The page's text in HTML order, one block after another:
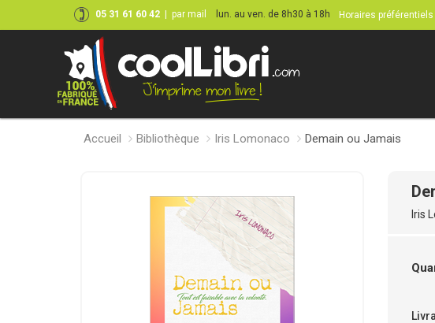
05 31 61 60 42 par mail lun. au ven. de 8h30 à 18h Horaires préférentiels
Accueil Bibliothèque Iris Lomonaco Demain ou Jamais
Iris